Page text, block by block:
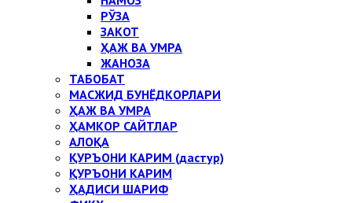
РЎЗА
ЗАКОТ
ҲАЖ ВА УМРА
ЖАНОЗА
ТАБОБАТ
МАСЖИД БУНЁДКОРЛАРИ
ҲАЖ ВА УМРА
ҲАМКОР САЙТЛАР
АЛОҚА
ҚУРЪОНИ КАРИМ (дастур)
ҚУРЪОНИ КАРИМ
ҲАДИСИ ШАРИФ